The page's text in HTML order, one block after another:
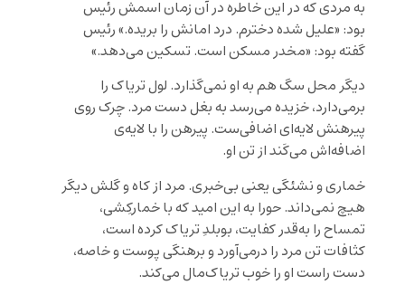
به مردی که در این خاطره در آن‌ زمان اسمش رئیس
بود: «علیل شده دخترم. درد امانش را بریده.» رئیس
گفته بود: «مخدر مسکن است. تسکین می‌دهد.»
دیگر محل سگ هم به او نمی‌گذارد. لول تریاک را
برمی‌دارد، خزیده می‌رسد به بغل دست مرد. چرک روی
پیرهنش لایه‌ای اضافی‌ست. پیرهن را با لایه‌ی
اضافه‌اش می‌کَند از تن او.
خماری و نشئگی یعنی بی‌خبری. مرد از کاه و گلش دیگر
هیچ نمی‌داند. حورا به این امید که با خمارکِشی،
تمساح را به‌قدر کفایت، بوبلدِ تریاک کرده است،
کثافات تن مرد را درمی‌آورد و برهنگی پوست و خاصه،
دست راست او را خوب تریاک‌مال می‌کند.